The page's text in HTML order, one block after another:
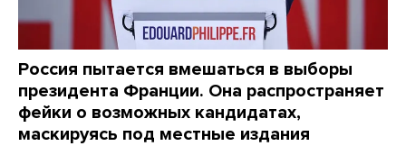
Россия пытается вмешаться в выборы
президента Франции. Она распространяет
фейки о возможных кандидатах,
маскируясь под местные издания